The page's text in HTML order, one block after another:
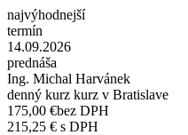
najvýhodnejší
termín
14.09.2026
prednáša
Ing. Michal Harvánek
denný kurz kurz v Bratislave
175,00 €bez DPH
215,25 € s DPH